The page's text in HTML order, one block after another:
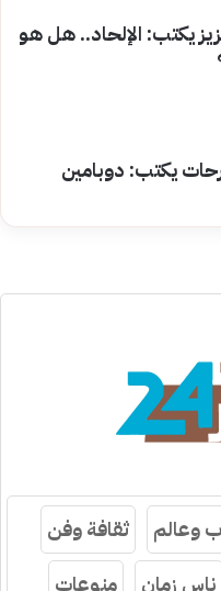
يكتب: الإلحاد.. هل هو
يكتب: دوبامين
وعالم
ثقافة وفن
ناس زمان منوعات